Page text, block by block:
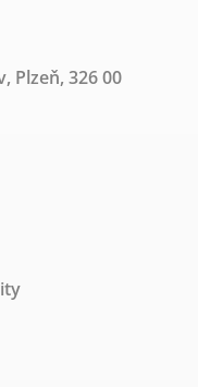
Plzeň, 326 00